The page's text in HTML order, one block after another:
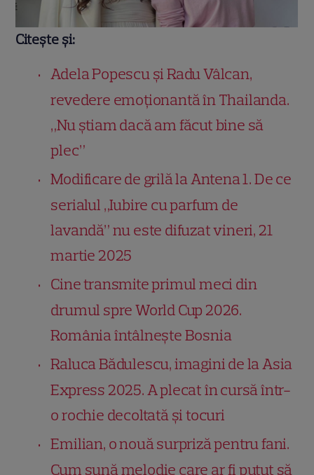
Citește și:
Adela Popescu și Radu Vâlcan,
revedere emoționantă în Thailanda.
„Nu știam dacă am făcut bine să
plec”
Modificare de grilă la Antena 1. De ce
serialul „Iubire cu parfum de
lavandă” nu este difuzat vineri, 21
martie 2025
Cine transmite primul meci din
drumul spre World Cup 2026.
România întâlnește Bosnia
Raluca Bădulescu, imagini de la Asia
Express 2025. A plecat în cursă într-
o rochie decoltată și tocuri
Emilian, o nouă surpriză pentru fani.
Cum sună melodie care ar fi putut să